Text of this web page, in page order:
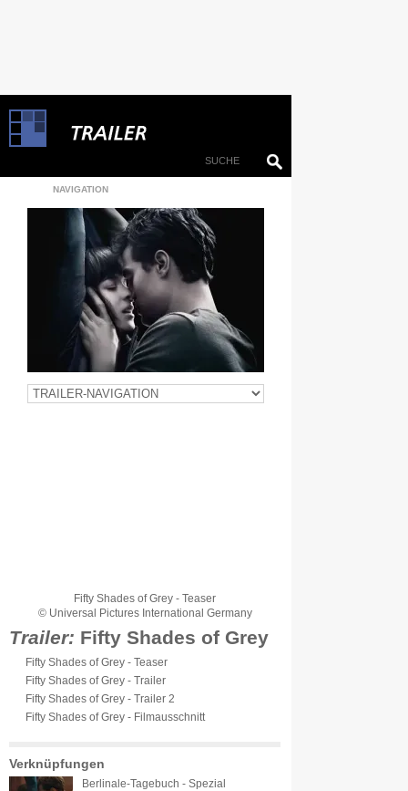
NAVIGATION
Fifty Shades of Grey - Teaser
© Universal Pictures International Germany
Trailer: Fifty Shades of Grey
Fifty Shades of Grey - Teaser
Fifty Shades of Grey - Trailer
Fifty Shades of Grey - Trailer 2
Fifty Shades of Grey - Filmausschnitt
Verknüpfungen
Berlinale-Tagebuch - Spezial